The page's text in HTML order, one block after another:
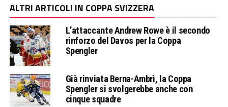
ALTRI ARTICOLI IN COPPA SVIZZERA
L’attaccante Andrew Rowe è il secondo
rinforzo del Davos per la Coppa
Spengler
Già rinviata Berna-Ambrì, la Coppa
Spengler si svolgerebbe anche con
cinque squadre